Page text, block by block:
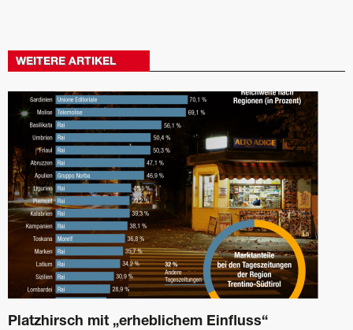
WEITERE ARTIKEL
Platzhirsch mit „erheblichem Einfluss“